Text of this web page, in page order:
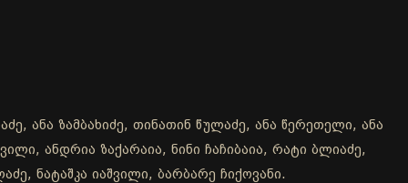
ანა ზამბახიძე, თინათინ წულაძე, ანა წერეთელი, ანა
ანდრია ზაქარაია, ნინი ჩაჩიბაია, რატი ბლიაძე,
ნატაშკა იაშვილი, ბარბარე ჩიქოვანი.